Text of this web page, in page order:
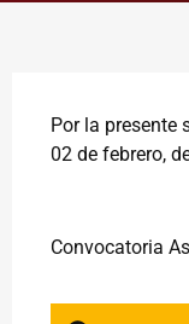
Por la presente
02 de febrero,
Convocatoria